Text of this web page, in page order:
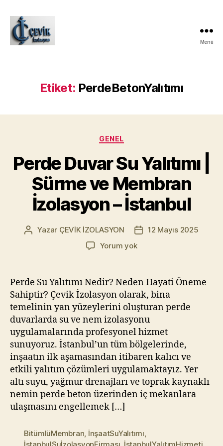
Menü
Etiket: PerdeBetonYalıtımı
Kategoriler
GENEL
Perde Duvar Su Yalıtımı |
Sürme ve Membran
İzolasyon – İstanbul
Yazının
Yazar ÇEVİK İZOLASYON
Yazı12 Mayıs 2025
Yorum yokPerde
Yalıtımı
Sürme
ve
Membran
İzolasyon
–
İstanbul
Perde Su Yalıtımı Nedir? Neden Hayati Öneme
Sahiptir? Çevik İzolasyon olarak, bina
temelinin yan yüzeylerini oluşturan perde
duvarlarda su ve nem izolasyonu
uygulamalarında profesyonel hizmet
sunuyoruz. İstanbul’un tüm bölgelerinde,
inşaatın ilk aşamasından itibaren kalıcı ve
etkili yalıtım çözümleri uygulamaktayız. Yer
altı suyu, yağmur drenajları ve toprak kaynaklı
nemin perde beton üzerinden iç mekanlara
ulaşmasını engellemek […]
BitümlüMembran, İnşaatSuYalıtımı,